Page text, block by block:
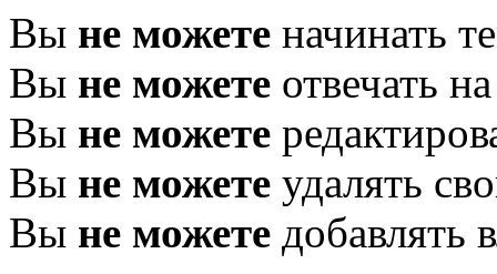
Вы не можете начинать
Вы не можете отвечать
Вы не можете
Вы не можете удалять
Вы не можете добавлять